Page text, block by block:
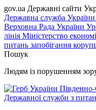
gov.ua Державні сайти
Державна служба України
Верховна Рада України
лінія Міністерство
питань запобігання
Пошук
Людям із порушенням
Південно-
Державної служби з